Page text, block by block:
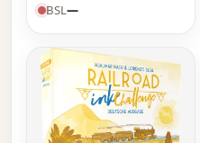
BSL—